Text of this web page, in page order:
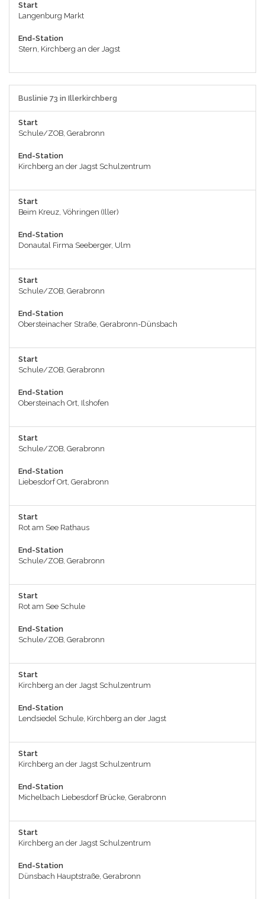
Start
Langenburg Markt
End-Station
Stern, Kirchberg an der Jagst
Buslinie 73 in Illerkirchberg
Start
Schule/ZOB, Gerabronn
End-Station
Kirchberg an der Jagst Schulzentrum
Start
Beim Kreuz, Vöhringen (Iller)
End-Station
Donautal Firma Seeberger, Ulm
Start
Schule/ZOB, Gerabronn
End-Station
Obersteinacher Straße, Gerabronn-Dünsbach
Start
Schule/ZOB, Gerabronn
End-Station
Obersteinach Ort, Ilshofen
Start
Schule/ZOB, Gerabronn
End-Station
Liebesdorf Ort, Gerabronn
Start
Rot am See Rathaus
End-Station
Schule/ZOB, Gerabronn
Start
Rot am See Schule
End-Station
Schule/ZOB, Gerabronn
Start
Kirchberg an der Jagst Schulzentrum
End-Station
Lendsiedel Schule, Kirchberg an der Jagst
Start
Kirchberg an der Jagst Schulzentrum
End-Station
Michelbach Liebesdorf Brücke, Gerabronn
Start
Kirchberg an der Jagst Schulzentrum
End-Station
Dünsbach Hauptstraße, Gerabronn